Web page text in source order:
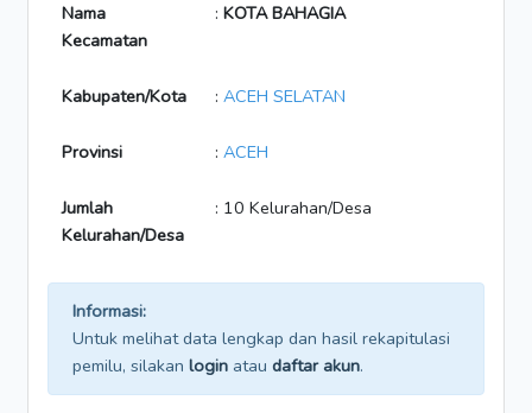
Nama
Kecamatan
: KOTA BAHAGIA
Kabupaten/Kota : ACEH SELATAN
Provinsi : ACEH
Jumlah
Kelurahan/Desa
: 10 Kelurahan/Desa
Informasi:
Untuk melihat data lengkap dan hasil rekapitulasi
pemilu, silakan login atau daftar akun.